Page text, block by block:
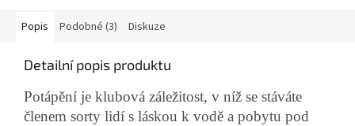
Popis Podobné (3) Diskuze
Detailní popis produktu
Potápění je klubová záležitost, v níž se stáváte
členem sorty lidí s láskou k vodě a pobytu pod